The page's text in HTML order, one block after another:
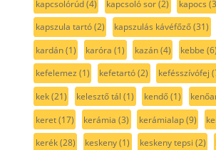
kapcsolórúd(4) kapcsoló sor(2) kapocs
kapszula tartó(2) kapszulás kávéfőző(31)
kardán(1) karóra (1) kazán(4) kebbe (6)
kefelemez (1) kefetartó(2) kefésszívófej
kek(21) kelesztő tál (1) kendő(1)
keret(17) kerámia (3) kerámialap(9)
kerék(28) keskeny(1) keskeny tepsi (2)